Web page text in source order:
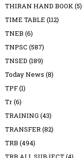
THIRAN HAND BOOK (5)
TIME TABLE (112)
TNEB (6)
TNPSC (587)
TNSED (189)
Today News (8)
TPF(1)
Tr(6)
TRAINING (43)
TRANSFER (82)
TRB (494)